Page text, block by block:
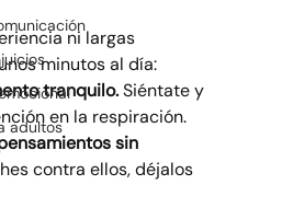
adultos
ni largas
minutos al día:
tranquilo. Siéntate y
en la respiración.
sin
contra ellos, déjalos